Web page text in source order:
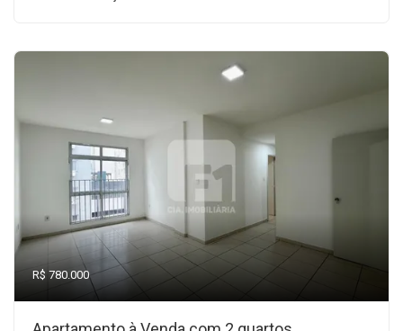
R$ 780.000